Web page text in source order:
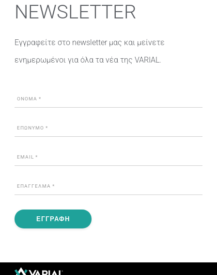
NEWSLETTER
Εγγραφείτε στο newsletter μας και μείνετε
ενημερωμένοι για όλα τα νέα της VARIAL.
ΕΓΓΡΑΦΗ